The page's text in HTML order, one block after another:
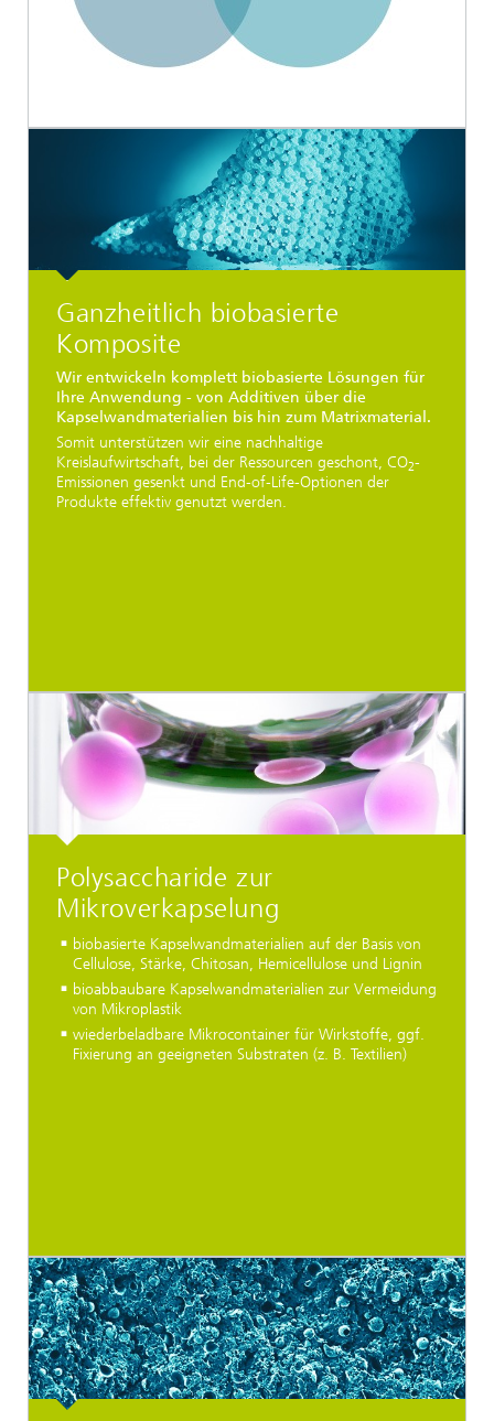
Ganzheitlich biobasierte
Komposite
Wir entwickeln komplett biobasierte Lösungen für
Ihre Anwendung - von Additiven über die
Kapselwandmaterialien bis hin zum Matrixmaterial.
Somit unterstützen wir eine nachhaltige
Kreislaufwirtschaft, bei der Ressourcen geschont, CO2-
Emissionen gesenkt und End-of-Life-Optionen der
Produkte effektiv genutzt werden.
Polysaccharide zur
Mikroverkapselung
biobasierte Kapselwandmaterialien auf der Basis von
Cellulose, Stärke, Chitosan, Hemicellulose und Lignin
bioabbaubare Kapselwandmaterialien zur Vermeidung
von Mikroplastik
wiederbeladbare Mikrocontainer für Wirkstoffe, ggf.
Fixierung an geeigneten Substraten (z. B. Textilien)